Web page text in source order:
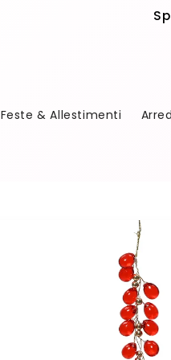
Feste & Allestimenti